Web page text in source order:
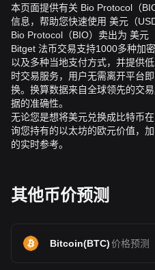
本页面提供有关 Bio Protocol（
信息，帮助您快速使用 美元（
Bio Protocol（BIO）卖出为 美元
Bitget 法币交易支持1000多种加
以及多种当地支付方式，并提供
时交易服务，用户无需离开平台
换。换算数据来自全球领先的交
据的准确性。
无论您是想将美元兑换成比特币
询您持有的以太坊的欧元价值，
的实时参考。
其他币价预测
Bitcoin(BTC)价格预测